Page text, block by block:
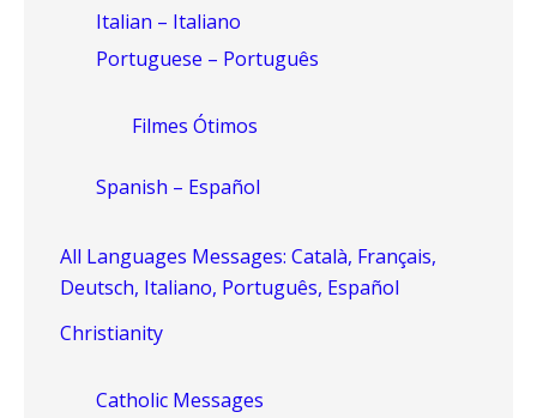
Italian – Italiano
Portuguese – Português
Filmes Ótimos
Spanish – Español
All Languages Messages: Català, Français,
Deutsch, Italiano, Português, Español
Christianity
Catholic Messages